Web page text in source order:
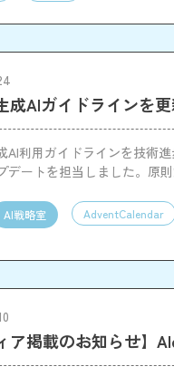
成AIガイドラインを
AI利用ガイドラインを技術
デートを担当しました。原
AI戦略室 AdventCalendar
ア掲載のお知らせ】